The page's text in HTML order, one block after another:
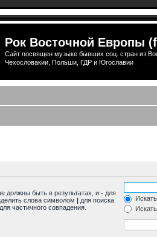
Рок Восточной Европы
Сайт посвящен музыке бывших соц. стран из
Чехословакии, Польши, ГДР и Югославии
должны быть в результатах, и -для
слова символом |для поиска
частичного совпадения.